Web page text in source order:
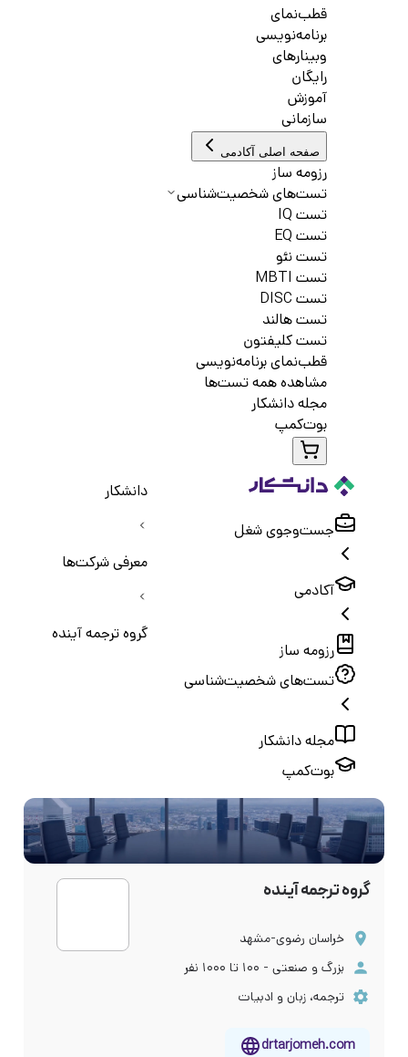
قطب‌نمای
برنامه‌نویسی
وبینارهای
رایگان
آموزش
سازمانی
صفحه اصلی آکادمی
رزومه ساز
تست‌های شخصیت‌شناسی
تست IQ
تست EQ
تست نئو
تست MBTI
تست DISC
تست هالند
تست کلیفتون
قطب‌نمای برنامه‌نویسی
مشاهده همه تست‌ها
مجله دانشکار
بوت‌کمپ
جست‌و‌جوی شغل
آکادمی
رزومه ساز
تست‌های شخصیت‌شناسی
مجله دانشکار
بوت‌کمپ
دانشکار
معرفی شرکت‌ها
گروه ترجمه آینده
گروه ترجمه آینده
خراسان رضوی-مشهد
بزرگ و صنعتی - ۱۰۰ تا ۱۰۰۰ نفر
ترجمه، زبان و ادبیات
drtarjomeh.com